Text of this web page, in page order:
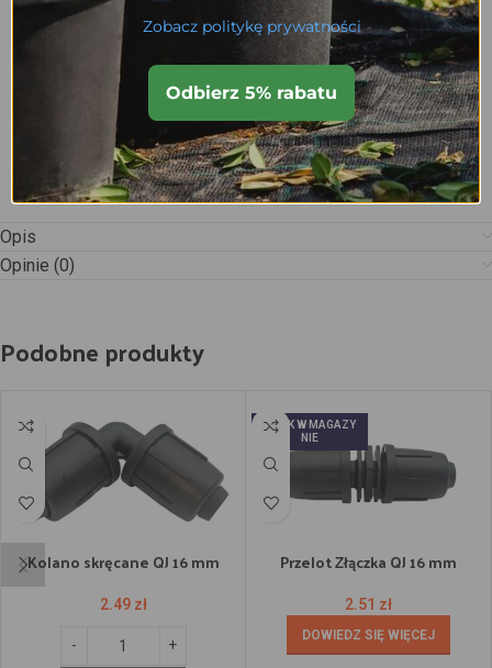
Opis
Opinie (0)
Podobne produkty
Kolano skręcane QJ 16 mm
2.49 zł
BRAK W MAGAZY
NIE
Przelot Złączka QJ 16 mm
2.51 zł
DOWIEDZ SIĘ WIĘCEJ
Zobacz politykę prywatności
Odbierz 5% rabatu